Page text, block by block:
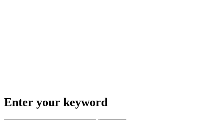
Enter your keyword